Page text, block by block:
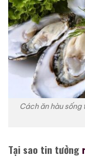
Cách ăn hàu
Tại sao tin tưởng